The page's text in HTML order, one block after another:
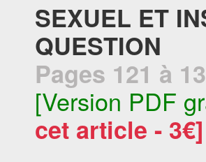
SEXUEL ET
QUESTION
Pages 121 à
[Version PDF
cet article - 3€]